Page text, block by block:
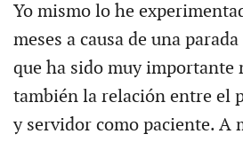
Yo mismo lo he
meses a causa de una
que ha sido muy importante
también la relación entre el
y servidor como paciente. A